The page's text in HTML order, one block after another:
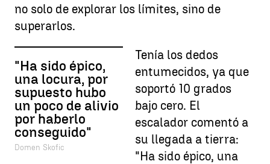
no solo de explorar los límites, sino de
superarlos.
"Ha sido épico,
una locura, por
supuesto hubo
un poco de alivio
por haberlo
conseguido"
Domen Skofic
Tenía los dedos
entumecidos, ya que
soportó 10 grados
bajo cero. El
escalador comentó a
su llegada a tierra:
"Ha sido épico, una